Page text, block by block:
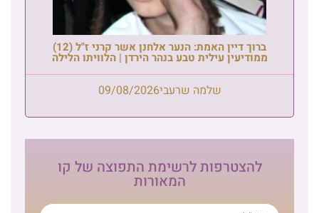
ברוך דיין האמת: הנער אלחנן אשר קרני ז"ל (12)
ממודיעין עילית טבע בנהר הירדן | הלוויתו הלילה
שלמה שרעבי09/08/2026
להצטרפות לרשימת התפוצה של קו
המאורות